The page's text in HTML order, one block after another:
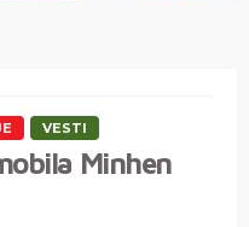
VESTI
Minhen